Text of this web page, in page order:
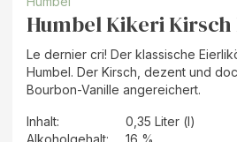
Humbel Kikeri
Le dernier cri! Der klassische
Humbel. Der Kirsch, dezent und
Bourbon-Vanille angereichert.
Inhalt:
0,35 Liter (l)
Alkoholgehalt:
16 %